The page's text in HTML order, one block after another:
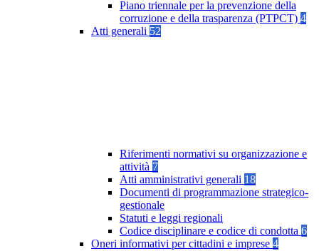
Piano triennale per la prevenzione della
corruzione e della trasparenza (PTPCT) 4
Atti generali 52
Riferimenti normativi su organizzazione e
attività 7
Atti amministrativi generali 18
Documenti di programmazione strategico-
gestionale
Statuti e leggi regionali
Codice disciplinare e codice di condotta 6
Oneri informativi per cittadini e imprese 4